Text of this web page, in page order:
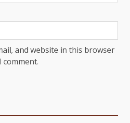
and website in this browser